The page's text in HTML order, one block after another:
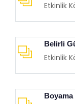
Etkinlik
Belirli
Etkinlik
Boyama